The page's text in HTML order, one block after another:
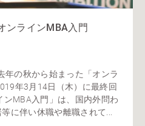
ンラインMBA入門
年の秋から始まった「オンラ
年3月14日（木）に最終回
ンMBA入門」は、国内外問わ
に伴い休職や離職されて...